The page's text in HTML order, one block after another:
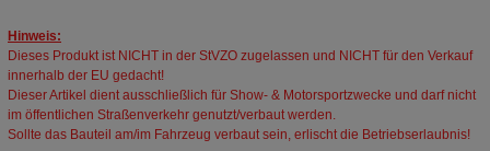
Hinweis:
Dieses Produkt ist NICHT in der StVZO zugelassen und NICHT für den Verkauf
innerhalb der EU gedacht!
Dieser Artikel dient ausschließlich für Show- & Motorsportzwecke und darf nicht
im öffentlichen Straßenverkehr genutzt/verbaut werden.
Sollte das Bauteil am/im Fahrzeug verbaut sein, erlischt die Betriebserlaubnis!